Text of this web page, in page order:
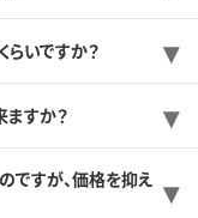
らいですか？
すか？
ですが、価格を抑え